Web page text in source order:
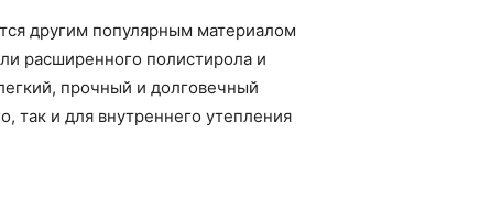
другим популярным материалом
расширенного полистирола и
прочный и долговечный
так и для внутреннего утепления